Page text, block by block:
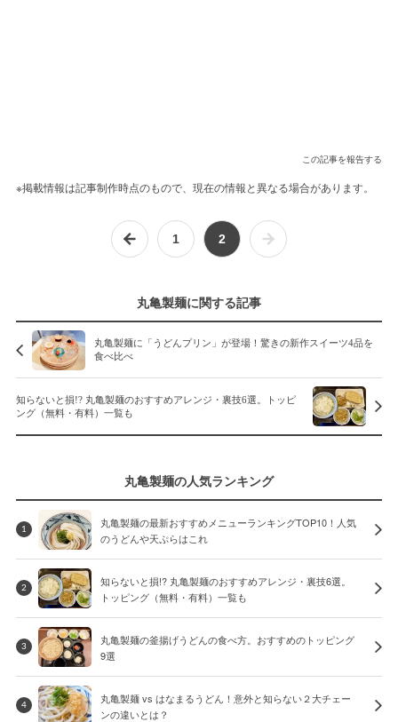
この記事を報告する
※掲載情報は記事制作時点のもので、現在の情報と異なる場合があります。
1 2
丸亀製麺に関する記事
丸亀製麺に「うどんプリン」が登場！驚きの新作スイーツ4品を
食べ比べ
知らないと損!? 丸亀製麺のおすすめアレンジ・裏技6選。トッピ
ング（無料・有料）一覧も
丸亀製麺の人気ランキング
1
丸亀製麺の最新おすすめメニューランキングTOP10！人気
のうどんや天ぷらはこれ
2
知らないと損!? 丸亀製麺のおすすめアレンジ・裏技6選。
トッピング（無料・有料）一覧も
3
丸亀製麺の釜揚げうどんの食べ方。おすすめのトッピング
9選
4
丸亀製麺 vs はなまるうどん！意外と知らない２大チェー
ンの違いとは？